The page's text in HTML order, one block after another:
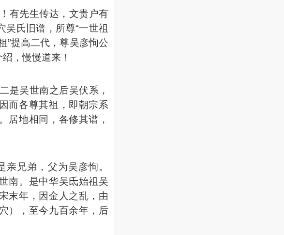
有先生传达，文贵户有
氏旧谱，所尊“一世祖
”提高二代，尊吴彦恂公
，慢慢道来！
是吴世南之后吴伏系，
而各尊其祖，即朝宗系
居地相同，各修其谱，
兄弟，父为吴彦恂。
南。是中华吴氐始祖吴
末年，因金人之乱，由
），至今九百余年，后